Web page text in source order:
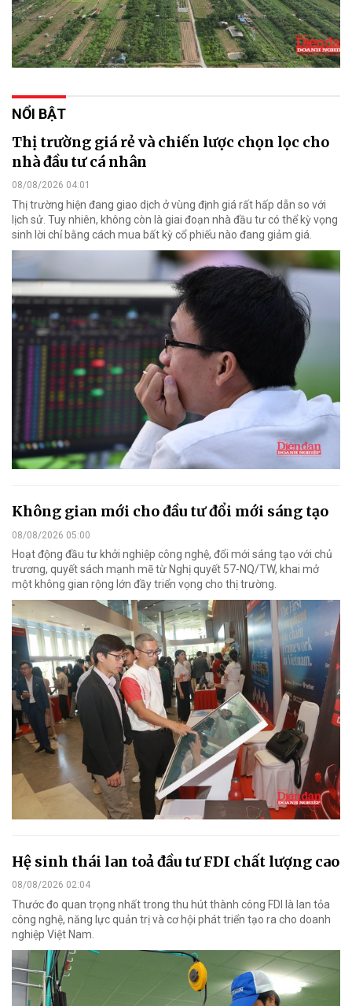
NỔI BẬT
Thị trường giá rẻ và chiến lược chọn lọc cho
nhà đầu tư cá nhân
08/08/2026 04:01
Thị trường hiện đang giao dịch ở vùng định giá rất hấp dẫn so với
lịch sử. Tuy nhiên, không còn là giai đoạn nhà đầu tư có thể kỳ vọng
sinh lời chỉ bằng cách mua bất kỳ cổ phiếu nào đang giảm giá.
Không gian mới cho đầu tư đổi mới sáng tạo
08/08/2026 05:00
Hoạt động đầu tư khởi nghiệp công nghệ, đổi mới sáng tạo với chủ
trương, quyết sách mạnh mẽ từ Nghị quyết 57-NQ/TW, khai mở
một không gian rộng lớn đầy triển vọng cho thị trường.
Hệ sinh thái lan toả đầu tư FDI chất lượng cao
08/08/2026 02:04
Thước đo quan trọng nhất trong thu hút thành công FDI là lan tỏa
công nghệ, năng lực quản trị và cơ hội phát triển tạo ra cho doanh
nghiệp Việt Nam.